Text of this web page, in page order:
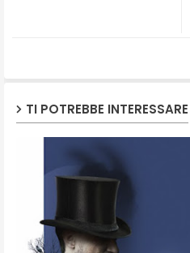
TI POTREBBE INTERESSARE